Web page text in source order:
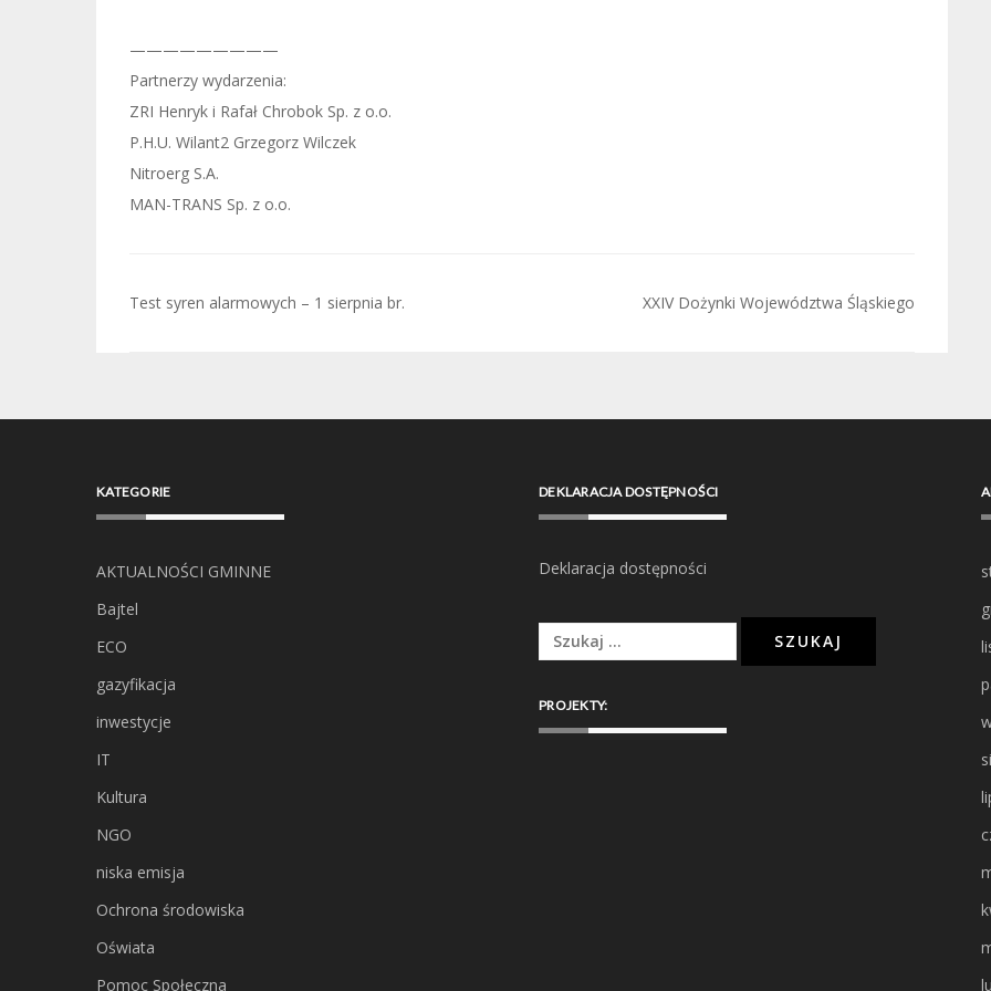
—————————
Partnerzy wydarzenia:
ZRI Henryk i Rafał Chrobok Sp. z o.o.
P.H.U. Wilant2 Grzegorz Wilczek
Nitroerg S.A.
MAN-TRANS Sp. z o.o.
Nawigacja
Test syren alarmowych – 1 sierpnia br. XXIV Dożynki Województwa Śląskiego
KATEGORIE
AKTUALNOŚCI GMINNE
Bajtel
ECO
gazyfikacja
inwestycje
IT
Kultura
NGO
niska emisja
Ochrona środowiska
Oświata
Pomoc Społeczna
DEKLARACJA DOSTĘPNOŚCI
Deklaracja dostępności
Szukaj:
PROJEKTY: